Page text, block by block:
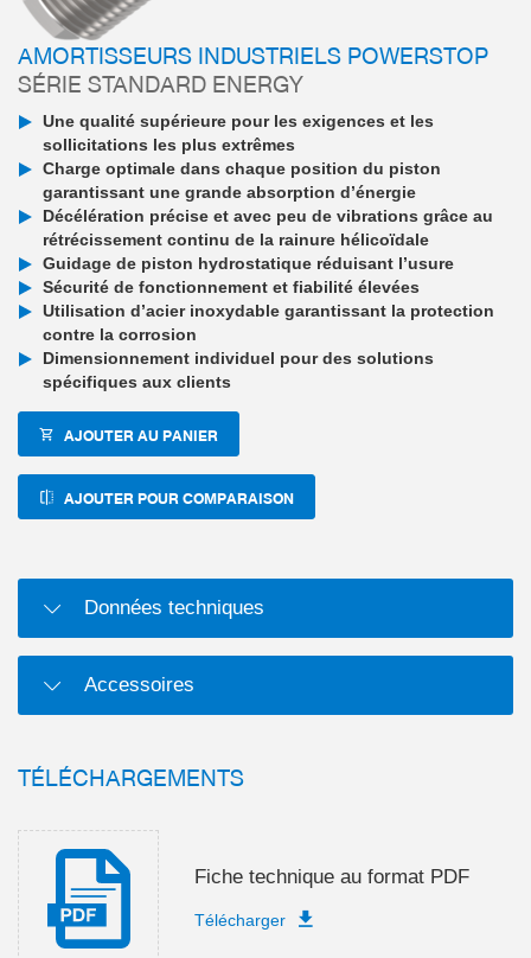
AMORTISSEURS INDUSTRIELS POWERSTOP
SÉRIE STANDARD ENERGY
Une qualité supérieure pour les exigences et les
sollicitations les plus extrêmes
Charge optimale dans chaque position du piston
garantissant une grande absorption d’énergie
Décélération précise et avec peu de vibrations grâce au
rétrécissement continu de la rainure hélicoïdale
Guidage de piston hydrostatique réduisant l’usure
Sécurité de fonctionnement et fiabilité élevées
Utilisation d’acier inoxydable garantissant la protection
contre la corrosion
Dimensionnement individuel pour des solutions
spécifiques aux clients
AJOUTER AU PANIER
AJOUTER POUR COMPARAISON
Données techniques
Accessoires
TÉLÉCHARGEMENTS
Fiche technique au format PDF
Télécharger